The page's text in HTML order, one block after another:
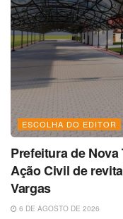
ESCOLHA DO EDITOR
Prefeitura de
Ação Civil de
Vargas
6 DE AGOSTO DE 2026